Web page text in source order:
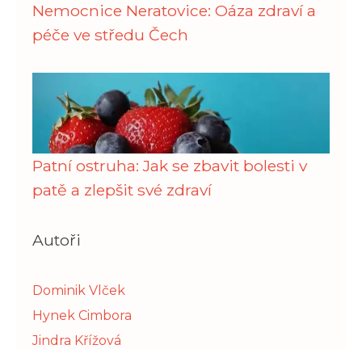
Nemocnice Neratovice: Oáza zdraví a
péče ve středu Čech
Patní ostruha: Jak se zbavit bolesti v
patě a zlepšit své zdraví
Autoři
Dominik Vlček
Hynek Cimbora
Jindra Křížová